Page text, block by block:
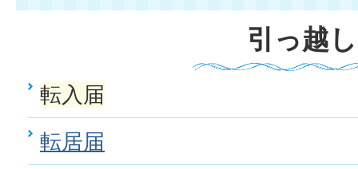
引っ越し
転入届
転居届